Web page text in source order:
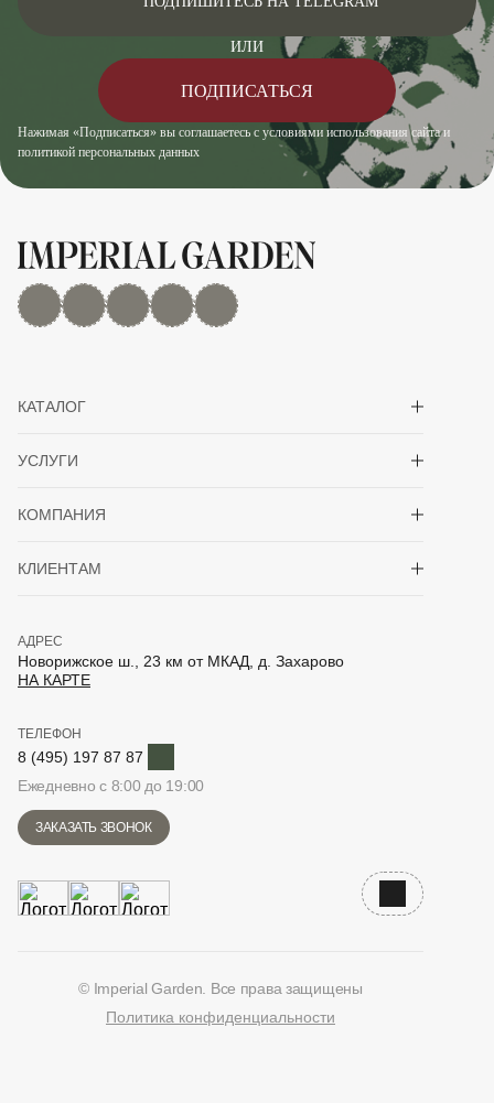
Нажимая «Подписаться» вы соглашаетесь с условиями использования сайта и
политикой персональных данных
ИЛИ
ПОДПИСАТЬСЯ
MAX Дзен YouTuberutubeTelegram
КАТАЛОГ
УСЛУГИ
КОМПАНИЯ
КЛИЕНТАМ
АДРЕС
Новорижское ш., 23 км от МКАД, д. Захарово
НА КАРТЕ
ТЕЛЕФОН
8 (495) 197 87 87
Ежедневно с 8:00 до 19:00
ЗАКАЗАТЬ ЗВОНОК
Наверх
© Imperial Garden. Все права защищены
Политика конфиденциальности